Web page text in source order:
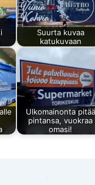
Suurta kuvaa
katukuvaan
Ulkomainonta pitää
pintansa, vuokraa
omasi!